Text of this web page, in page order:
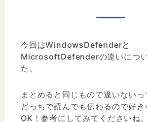
今回はWindowsDefenderと
MicrosoftDefenderの違いにつ
た。
まとめると同じもので違いないっ
どっちで読んでも伝わるので好
OK！参考にしてみてくださいね。